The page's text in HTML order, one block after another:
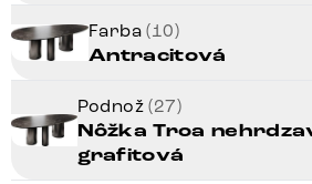
Farba(10)
Antracitová
Podnož(27)
Nôžka Troa
grafitová